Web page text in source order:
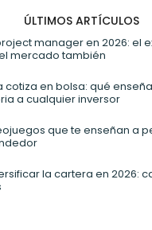
ÚLTIMOS ARTÍCULOS
manager en 2026: el
mercado también
cotiza en bolsa: qué
a cualquier inversor
que te enseñan a
la cartera en 2026: